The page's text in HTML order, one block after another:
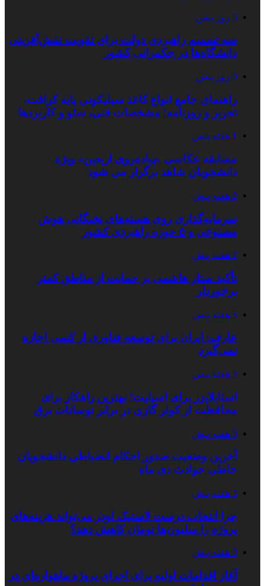
6 روز پیش
سه تصمیم راهبردی دولت برای تقویت نقش‌آفرینی
دانشگاه‌ها در حکمرانی کشور
6 روز پیش
راهنمای جامع انواع کاغذ سیلیکونی پایه کرافت،
تحریر و روزنامه؛ مشخصات فنی، سئو و کاربردها
1 هفته پیش
مسابقه عکاسی «پیاده‌روی اربعین» ویژه
دانشجویان شاهد برگزار می شود
2 هفته پیش
سرمایه‌گذاری روی هسته‌های نخبگانی هوش
مصنوعی و ۵ حوزه راهبردی کشور
2 هفته پیش
تأکید ستار هاشمی بر حمایت از مناطق کمتر
برخوردار
3 هفته پیش
عارف: ایران برای توسعه فناوری از کسی اجازه
نمی‌گیرد
3 هفته پیش
استابلایزر برای اسپلیت؛ بهترین راهکار برای
محافظت از کولر گازی در برابر نوسانات برق
3 هفته پیش
آخرین وضعیت صدور احکام انضباطی دانشجویان
خاطی حوادث دی ماه
3 هفته پیش
چرا انتخاب درست لاستیک لودر می‌تواند هزینه‌های
پروژه را میلیون‌ها تومان کاهش دهد؟
3 هفته پیش
آغاز اقدامات اولیه برای اجرای پروژه ماهواره‌ای در